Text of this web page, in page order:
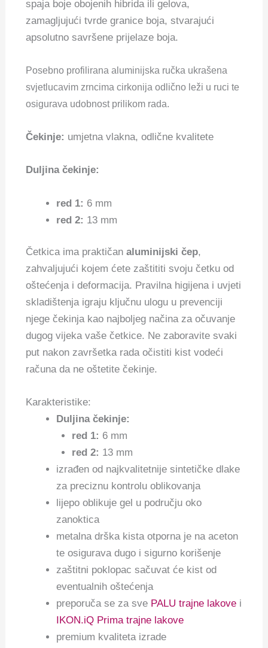
spaja boje obojenih hibrida ili gelova,
zamagljujući tvrde granice boja, stvarajući
apsolutno savršene prijelaze boja.
Posebno profilirana aluminijska ručka ukrašena
svjetlucavim zrncima cirkonija odlično leži u ruci te
osigurava udobnost prilikom rada.
Čekinje: umjetna vlakna, odlične kvalitete
Duljina čekinje:
red 1: 6 mm
red 2: 13 mm
Četkica ima praktičanaluminijski čep,
zahvaljujući kojem ćete zaštititi svoju četku od
oštećenja i deformacija. Pravilna higijena i uvjeti
skladištenja igraju ključnu ulogu u prevenciji
njege čekinja kao najboljeg načina za očuvanje
dugog vijeka vaše četkice. Ne zaboravite svaki
put nakon završetka rada očistiti kist vodeći
računa da ne oštetite čekinje.
Karakteristike:
Duljina čekinje:
red 1: 6 mm
red 2: 13 mm
izrađen od najkvalitetnije sintetičke dlake
za preciznu kontrolu oblikovanja
lijepo oblikuje gel u području oko
zanoktica
metalna drška kista otporna je na aceton
te osigurava dugo i sigurno korišenje
zaštitni poklopac sačuvat će kist od
eventualnih oštećenja
preporuča se za sve PALU trajne lakove i
IKON.iQ Prima trajne lakove
premium kvaliteta izrade